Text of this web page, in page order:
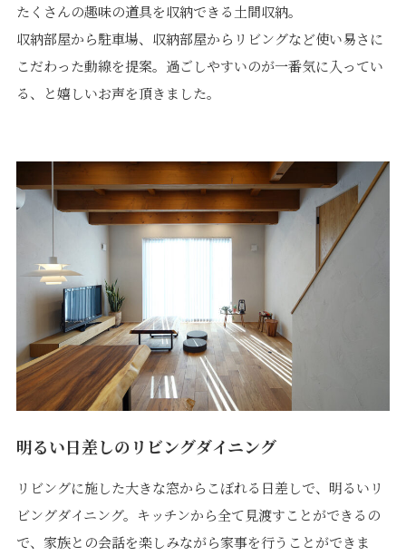
たくさんの趣味の道具を収納できる土間収納。
収納部屋から駐車場、収納部屋からリビングなど使い易さに
こだわった動線を提案。過ごしやすいのが一番気に入ってい
る、と嬉しいお声を頂きました。
明るい日差しのリビングダイニング
リビングに施した大きな窓からこぼれる日差しで、明るいリ
ビングダイニング。キッチンから全て見渡すことができるの
で、家族との会話を楽しみながら家事を行うことができま